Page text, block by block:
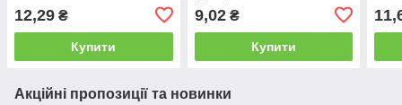
12,29 ₴
Купити
9,02₴
Купити
Акційні пропозиції та новинки